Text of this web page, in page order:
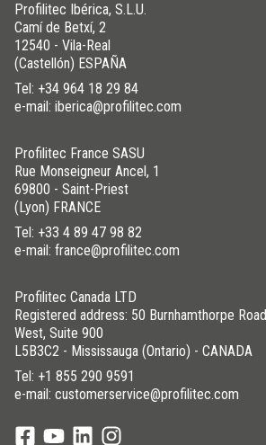
Profilitec Ibérica, S.L.U.
Camí de Betxí, 2
12540 - Vila-Real
(Castellón) ESPAÑA
Tel: +34 964 18 29 84
e-mail: iberica@profilitec.com
Profilitec France SASU
Rue Monseigneur Ancel, 1
69800 - Saint-Priest
(Lyon) FRANCE
Tel: +33 4 89 47 98 82
e-mail: france@profilitec.com
Profilitec Canada LTD
Registered address: 50 Burnhamthorpe Road
West, Suite 900
L5B3C2 - Mississauga (Ontario) - CANADA
Tel: +1 855 290 9591
e-mail: customerservice@profilitec.com